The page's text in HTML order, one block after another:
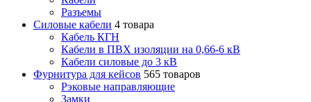
Разъемы
Силовые кабели 4 товара
Кабель КГН
Кабели в ПВХ изоляции на 0,66-6 кВ
Кабели силовые до 3 кВ
Фурнитура для кейсов 565 товаров
Рэковые направляющие
Замки